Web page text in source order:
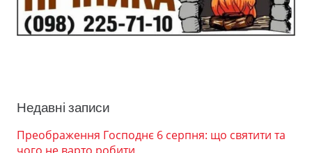
Недавні записи
Преображення Господнє 6 серпня: що святити та
чого не варто робити